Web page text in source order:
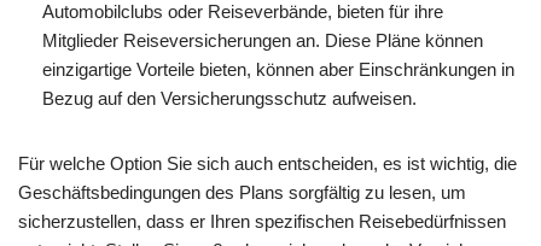
Automobilclubs oder Reiseverbände, bieten für ihre
Mitglieder Reiseversicherungen an. Diese Pläne können
einzigartige Vorteile bieten, können aber Einschränkungen in
Bezug auf den Versicherungsschutz aufweisen.
Für welche Option Sie sich auch entscheiden, es ist wichtig, die
Geschäftsbedingungen des Plans sorgfältig zu lesen, um
sicherzustellen, dass er Ihren spezifischen Reisebedürfnissen